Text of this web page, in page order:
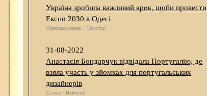
Україна зробила важливий крок, щоби провести
Експо 2030 в Одесі
(Одесская жизнь / Новости)
31-08-2022
Анастасія Бондарчук відвідала Португалію, де
взяла участь у зйомках для португальських
дизайнерів
(Слово / Новости)